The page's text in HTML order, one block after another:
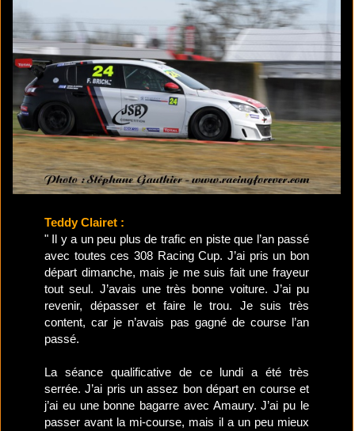
Teddy Clairet :
" Il y a un peu plus de trafic en piste que l’an passé
avec toutes ces 308 Racing Cup. J’ai pris un bon
départ dimanche, mais je me suis fait une frayeur
tout seul. J’avais une très bonne voiture. J’ai pu
revenir, dépasser et faire le trou. Je suis très
content, car je n’avais pas gagné de course l’an
passé.
La séance qualificative de ce lundi a été très
serrée. J’ai pris un assez bon départ en course et
j’ai eu une bonne bagarre avec Amaury. J’ai pu le
passer avant la mi-course, mais il a un peu mieux